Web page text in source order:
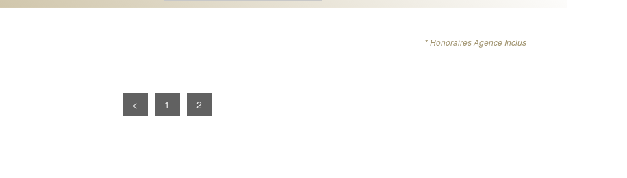
* Honoraires Agence Inclus
< 1 2